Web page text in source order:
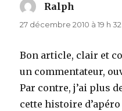
Ralph
27 décembre 2010 à 19 h
Bon article, clair et
un commentateur,
Par contre, j’ai plus
cette histoire